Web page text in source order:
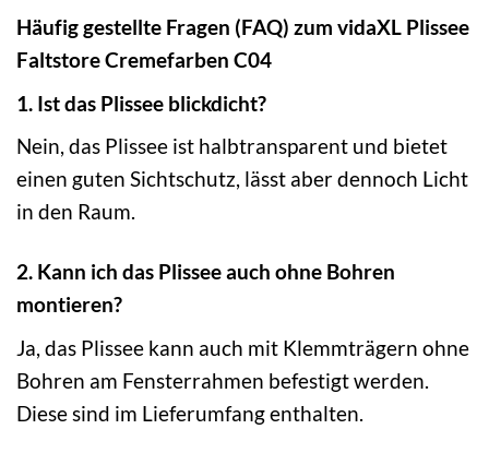
Häufig gestellte Fragen (FAQ) zum vidaXL Plissee
Faltstore Cremefarben C04
1. Ist das Plissee blickdicht?
Nein, das Plissee ist halbtransparent und bietet
einen guten Sichtschutz, lässt aber dennoch Licht
in den Raum.
2. Kann ich das Plissee auch ohne Bohren
montieren?
Ja, das Plissee kann auch mit Klemmträgern ohne
Bohren am Fensterrahmen befestigt werden.
Diese sind im Lieferumfang enthalten.